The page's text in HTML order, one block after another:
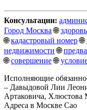
Консультации:
Город Москва🌐
🌐кадастровый номер🌐
недвижимости🌐
🌐совершение🌐
Исполняющие
– Давыдовой Лии
Артаковича, Хлюстова
Адреса в Москве Сао